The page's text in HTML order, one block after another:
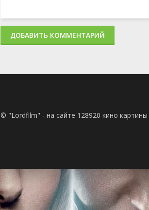
ДОБАВИТЬ КОММЕНТАРИЙ
© "Lordfilm" - на сайте 128920 кино